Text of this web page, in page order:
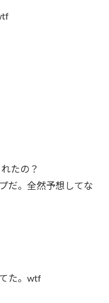
たの？
だ。全然予想してな
た。wtf